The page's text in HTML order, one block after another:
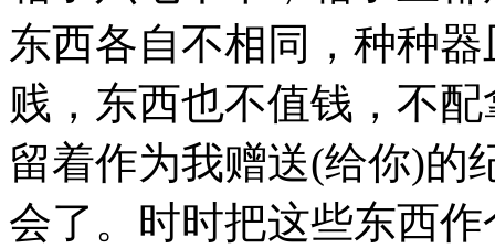
东西各自不相同，种种
贱，东西也不值钱，不
留着作为我赠送(给你)的
会了。时时把这些东西